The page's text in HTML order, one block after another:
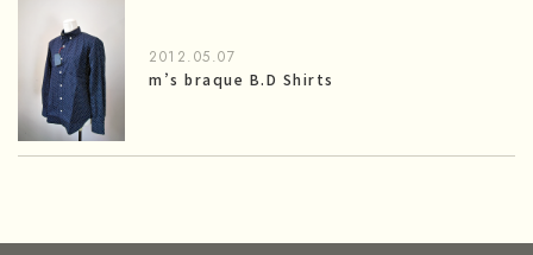
2012.05.07
m’s braque B.D Shirts